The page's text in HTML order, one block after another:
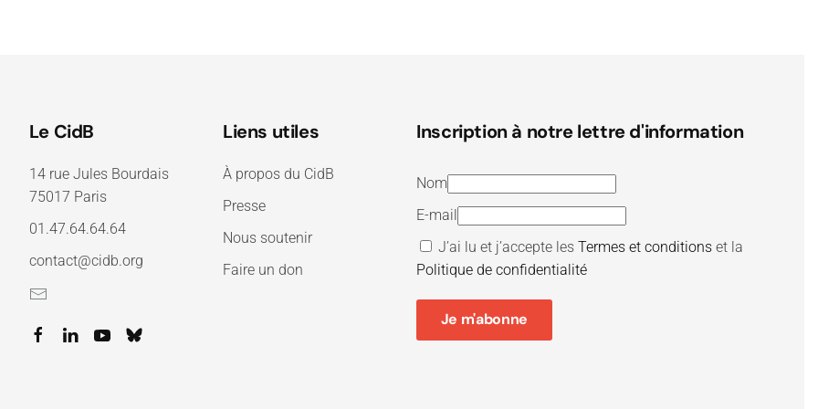
Le CidB
14 rue Jules Bourdais
75017 Paris
01.47.64.64.64
contact@cidb.org
Liens utiles
À propos du CidB
Presse
Nous soutenir
Faire un don
Inscription à notre lettre d'information
Nom
E-mail
J’ai lu et j’accepte lesTermes et conditions et la
Politique de confidentialité
Je m'abonne